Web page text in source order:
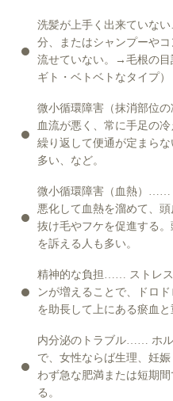
洗髪が上手く出来ていな
分、またはシャンプーや
流せていない。→毛根の目
ギト・ベトベトなタイプ）
微小循環障害（抹消部位
血流が悪く、常に手足の
繰り返して便通が定まら
多い、など。
微小循環障害（血熱）……
悪化して血熱を溜めて、
抜け毛やフケを促進する
を訴える人も多い。
精神的な負担…… ストレス
ンが増えることで、ドロ
を助長して上にある瘀血と
内分泌のトラブル…… ホ
で、女性ならば生理、妊
わず急な肥満または短期
る。